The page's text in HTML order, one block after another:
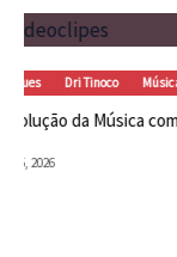
Canal CPR Dri Tinoco
A Estética da
Dri Tinoco